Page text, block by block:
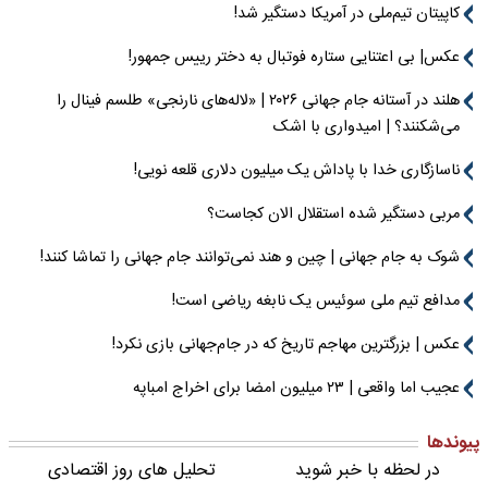
کاپیتان تیم‌ملی در آمریکا دستگیر شد!
عکس| بی اعتنایی ستاره فوتبال به دختر رییس جمهور!
هلند در آستانه جام جهانی ۲۰۲۶ | «لاله‌های نارنجی» طلسم فینال را
می‌شکنند؟ | امیدواری با اشک
ناسازگاری خدا با پاداش یک میلیون دلاری قلعه نویی!
مربی دستگیر شده استقلال الان کجاست؟
شوک به جام جهانی | چین و هند نمی‌توانند جام جهانی را تماشا کنند!
مدافع تیم ملی سوئیس یک نابغه ریاضی است!
عکس | بزرگترین مهاجم تاریخ که در جام‌جهانی بازی نکرد!
عجیب اما واقعی | ۲۳ میلیون امضا برای اخراج امباپه
پیوندها
در لحظه با خبر شوید
تحلیل های روز اقتصادی